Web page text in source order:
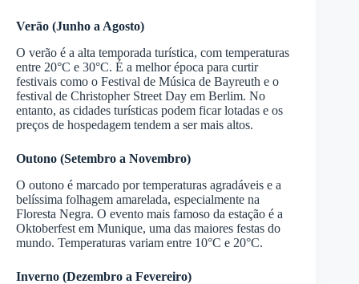
Verão (Junho a Agosto)
O verão é a alta temporada turística, com temperaturas
entre 20°C e 30°C. É a melhor época para curtir
festivais como o Festival de Música de Bayreuth e o
festival de Christopher Street Day em Berlim. No
entanto, as cidades turísticas podem ficar lotadas e os
preços de hospedagem tendem a ser mais altos.
Outono (Setembro a Novembro)
O outono é marcado por temperaturas agradáveis e a
belíssima folhagem amarelada, especialmente na
Floresta Negra. O evento mais famoso da estação é a
Oktoberfest em Munique, uma das maiores festas do
mundo. Temperaturas variam entre 10°C e 20°C.
Inverno (Dezembro a Fevereiro)